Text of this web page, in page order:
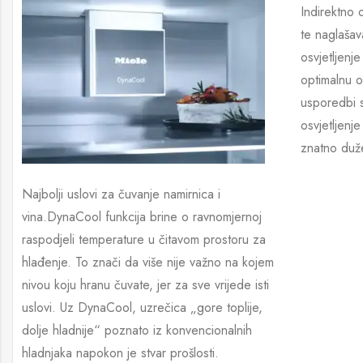
Najbolji uslovi za čuvanje namirnica i
vina.DynaCool funkcija brine o ravnomjernoj
raspodjeli temperature u čitavom prostoru za
hlađenje. To znači da više nije važno na kojem
nivou koju hranu čuvate, jer za sve vrijede isti
uslovi. Uz DynaCool, uzrečica „gore toplije,
dolje hladnije“ poznato iz konvencionalnih
hladnjaka napokon je stvar prošlosti.
Indirektno
te
optimalnu
usporedbi
znatno